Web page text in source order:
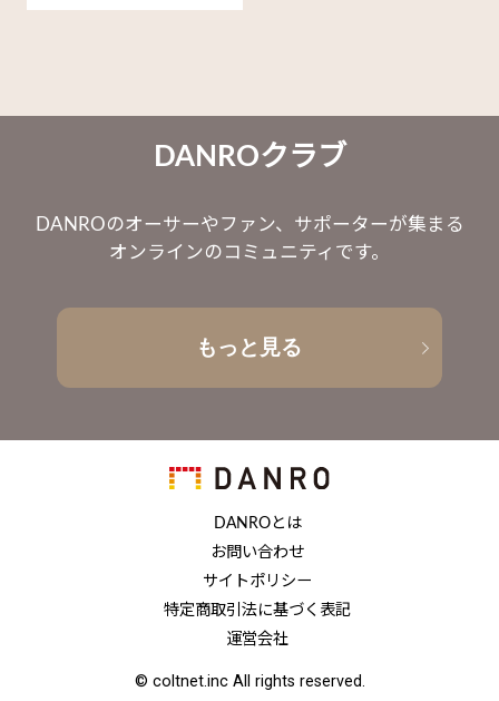
DANROクラブ
DANROのオーサーやファン、サポーターが集まる
オンラインのコミュニティです。
もっと見る
DANROとは
お問い合わせ
サイトポリシー
特定商取引法に基づく表記
運営会社
© coltnet.inc All rights reserved.